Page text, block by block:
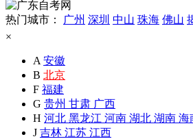
热门城市： 广州 深圳 中山 珠海 佛山
×
A 安徽
B 北京
F 福建
G 贵州 甘肃 广西
H 河北 黑龙江 河南 湖北 湖南 海
J 吉林 江苏 江西